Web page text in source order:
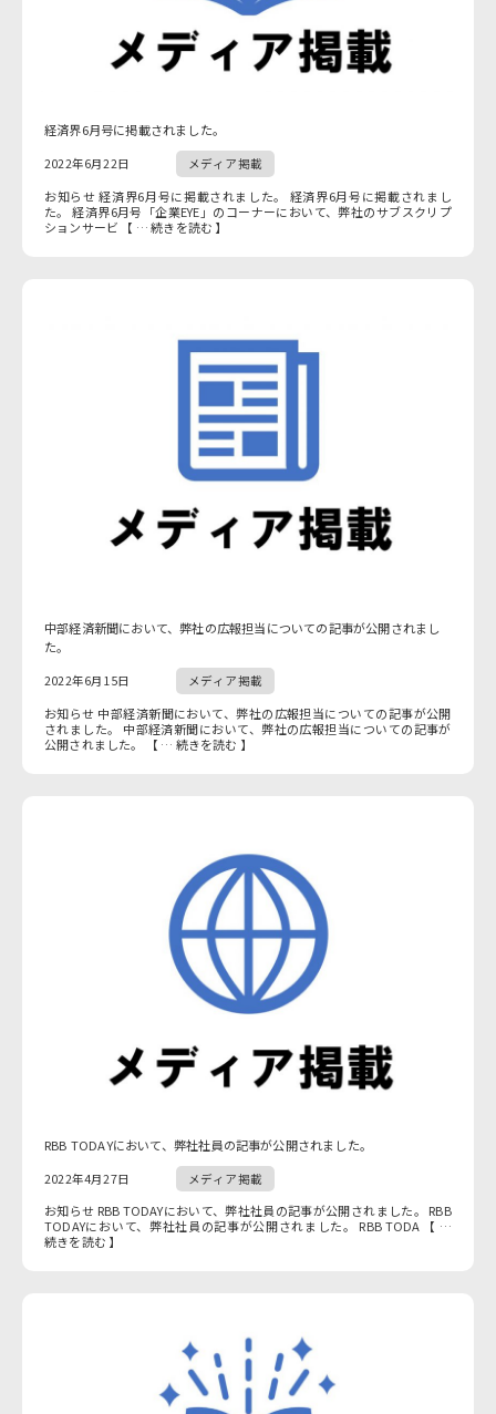
経済界6月号に掲載されました。
2022年6月22日 メディア掲載
お知らせ 経済界6月号に掲載されました。 経済界6月号に掲載されまし
た。 経済界6月号「企業EYE」のコーナーにおいて、弊社のサブスクリプ
ションサービ 【 … 続きを読む 】
中部経済新聞において、弊社の広報担当についての記事が公開されまし
た。
2022年6月15日 メディア掲載
お知らせ 中部経済新聞において、弊社の広報担当についての記事が公開
されました。 中部経済新聞において、弊社の広報担当についての記事が
公開されました。 【 … 続きを読む 】
RBB TODAYにおいて、弊社社員の記事が公開されました。
2022年4月27日 メディア掲載
お知らせ RBB TODAYにおいて、弊社社員の記事が公開されました。 RBB
TODAYにおいて、弊社社員の記事が公開されました。 RBB TODA 【 …
続きを読む 】